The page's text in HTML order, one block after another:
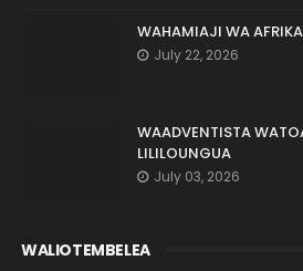
WAHAMIAJI WA
July 22, 2026
WAADVENTISTA
LILILOUNGUA
July 03, 2026
WALIOTEMBELEA